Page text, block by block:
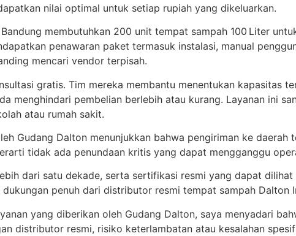
nilai optimal untuk setiap rupiah yang dikeluarkan.
membutuhkan 200 unit tempat sampah 100 Liter
penawaran paket termasuk instalasi, manual
mencari vendor terpisah.
gratis. Tim mereka membantu menentukan kapasitas
menghindari pembelian berlebih atau kurang. Layanan ini
atau rumah sakit.
Gudang Dalton menunjukkan bahwa pengiriman ke daerah
tidak ada penundaan kritis yang dapat mengganggu
dari satu dekade, serta sertifikasi resmi yang dapat
penuh dari distributor resmi tempat sampah Dalton
yang diberikan oleh Gudang Dalton, saya menyadari
distributor resmi, risiko keterlambatan atau kesalahan